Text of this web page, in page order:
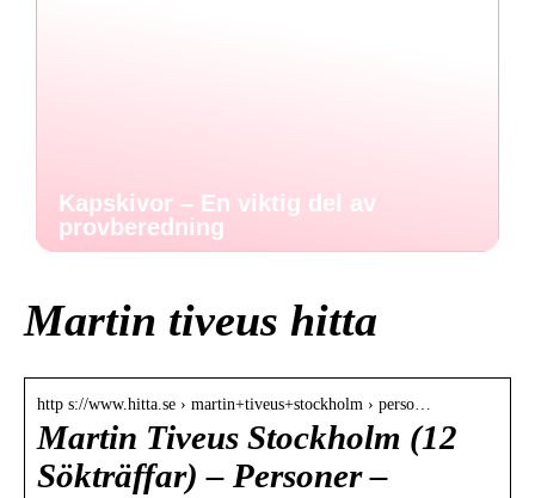
Kapskivor – En viktig del av
provberedning
Martin tiveus hitta
http s://www.hitta.se › martin+tiveus+stockholm › perso…
Martin Tiveus Stockholm (12
Sökträffar) – Personer –